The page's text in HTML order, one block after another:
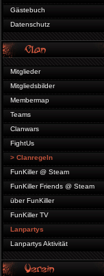
Gästebuch
Datenschutz
Mitglieder
Mitgliedsbilder
Membermap
Teams
Clanwars
FightUs
> Clanregeln
FunKiller @ Steam
FunKiller Friends @ Steam
über FunKiller
FunKiller TV
Lanpartys
Lanpartys Aktivität